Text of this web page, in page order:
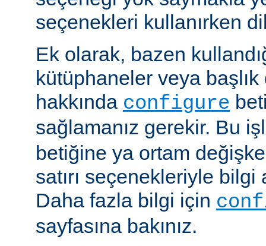
seçenekleri kullanırken
Ek olarak, bazen
kütüphaneler veya başlık
hakkında configure
sağlamanız gerekir. Bu
betiğine ya ortam
satırı seçenekleriyle bilgi
Daha fazla bilgi için
sayfasına bakınız.